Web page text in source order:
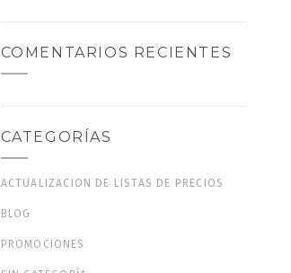
COMENTARIOS RECIENTES
CATEGORÍAS
ACTUALIZACION DE LISTAS DE PRECIOS
BLOG
PROMOCIONES